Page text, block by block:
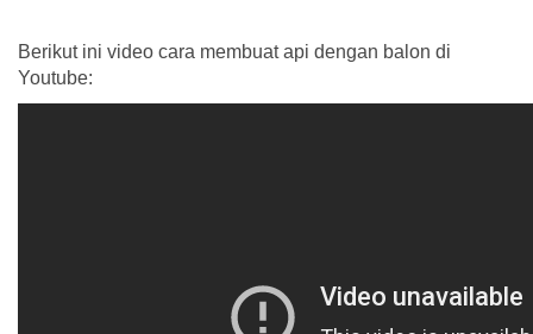
Berikut ini video cara membuat api dengan balon di
Youtube: